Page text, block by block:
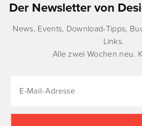
Der Newsletter von
News, Events, Download-Tipps,
Links.
Alle zwei Wochen neu.